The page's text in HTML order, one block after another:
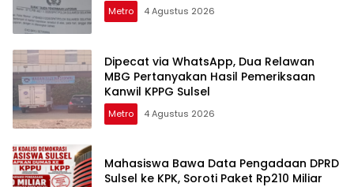
Metro 4 Agustus 2026
Dipecat via WhatsApp, Dua Relawan
MBG Pertanyakan Hasil Pemeriksaan
Kanwil KPPG Sulsel
Metro 4 Agustus 2026
Mahasiswa Bawa Data Pengadaan DPRD
Sulsel ke KPK, Soroti Paket Rp210 Miliar